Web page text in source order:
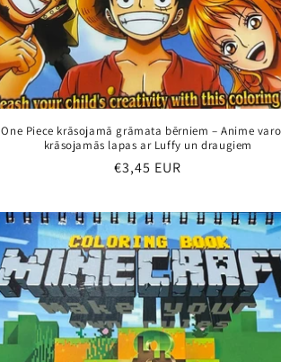
One Piece krāsojamā grāmata bērniem – Anime
krāsojamās lapas ar Luffy un draugiem
Parastā
€3,45 EUR